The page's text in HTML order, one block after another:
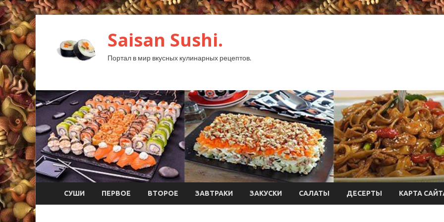
Saisan Sushi.
Портал в мир вкусных кулинарных рецептов.
СУШИ ПЕРВОЕ ВТОРОЕ ЗАВТРАКИ ЗАКУСКИ САЛАТЫ ДЕСЕРТЫ КАРТА